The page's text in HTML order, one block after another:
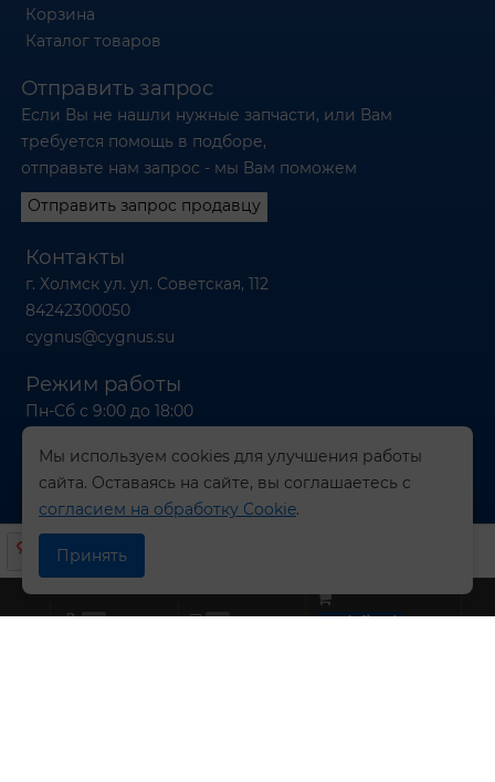
Корзина
Каталог товаров
Отправить запрос
Если Вы не нашли нужные запчасти, или Вам
требуется помощь в подборе,
отправьте нам запрос - мы Вам поможем
Отправить запрос продавцу
Контакты
г. Холмск ул. ул. Советская, 112
84242300050
cygnus@cygnus.su
Режим работы
Пн-Сб с 9:00 до 18:00
0 0 undefined
Мы используем cookies для улучшения работы
сайта. Оставаясь на сайте, вы соглашаетесь с
согласием на обработку Cookie.
Принять